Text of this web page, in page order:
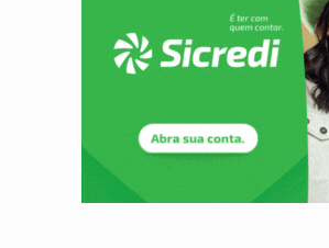
CELEBRAÇÃO:Cerejeiras
SAÚDE:Anvisa desmente boato
Pitbulls fogem de
AÇÃO CONJUNTA: Forças
PF ESTÁ APURANDO: Flávio